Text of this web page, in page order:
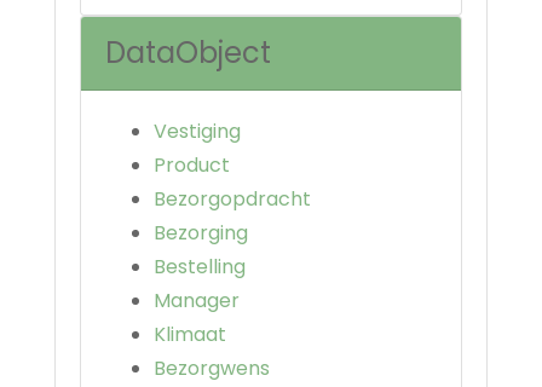
DataObject
Vestiging
Product
Bezorgopdracht
Bezorging
Bestelling
Manager
Klimaat
Bezorgwens